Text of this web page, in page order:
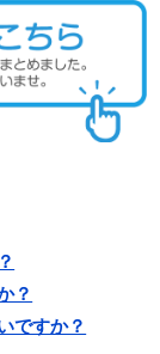
？
ですか？